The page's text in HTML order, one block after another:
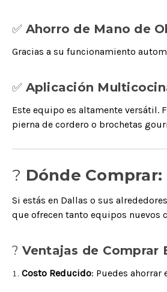
✅ Ahorro de Mano de
Gracias a su funcionamiento
✅ Aplicación
Este equipo es altamente versátil.
pierna de cordero o brochetas
? Dónde
Si estás en Dallas o sus
que ofrecen tanto equipos nuevos
? Ventajas de Comprar
Costo Reducido: Puedes ahorrar